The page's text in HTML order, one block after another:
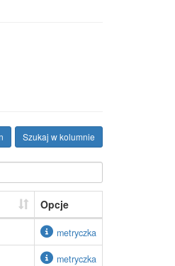
Szukaj w kolumnie
Opcje
metryczka
metryczka